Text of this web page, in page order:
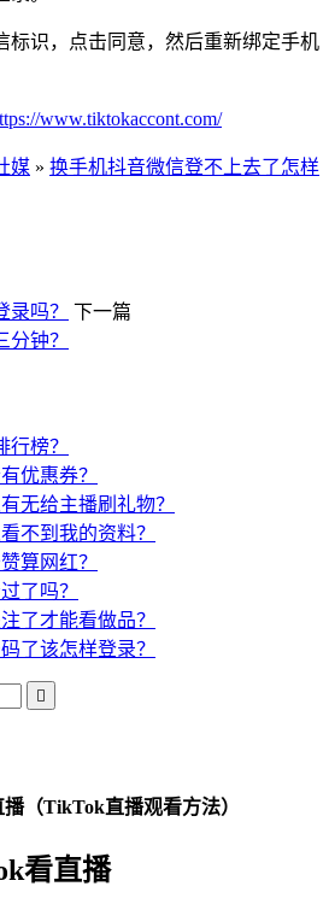
标识，点击同意，然后重新绑定手机
www.tiktokaccont.com/
媒 » 换手机抖音微信登不上去了怎样
吗？
下一篇
钟？
榜？
优惠券？
无给主播刷礼物？
不到我的资料？
算网红？
了吗？
了才能看做品？
了该怎样登录？

（TikTok直播观看方法）
看直播